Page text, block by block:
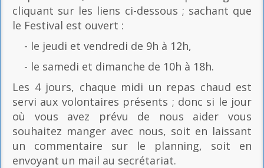
cliquant sur les liens ci-dessous ; sachant que
le Festival est ouvert :
- le jeudi et vendredi de 9h à 12h,
- le samedi et dimanche de 10h à 18h.
Les 4 jours, chaque midi un repas chaud est
servi aux volontaires présents ; donc si le jour
où vous avez prévu de nous aider vous
souhaitez manger avec nous, soit en laissant
un commentaire sur le planning, soit en
envoyant un mail au secrétariat.